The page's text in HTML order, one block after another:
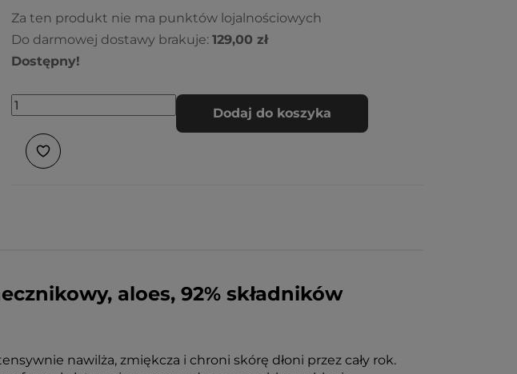
Za ten produkt nie ma punktów lojalnościowych
Do darmowej dostawy brakuje: 129,00 zł
Dostępny!
Dodaj do koszyka
aloes, 92% składników
nawilża, zmiękcza i chroni skórę dłoni przez cały rok.